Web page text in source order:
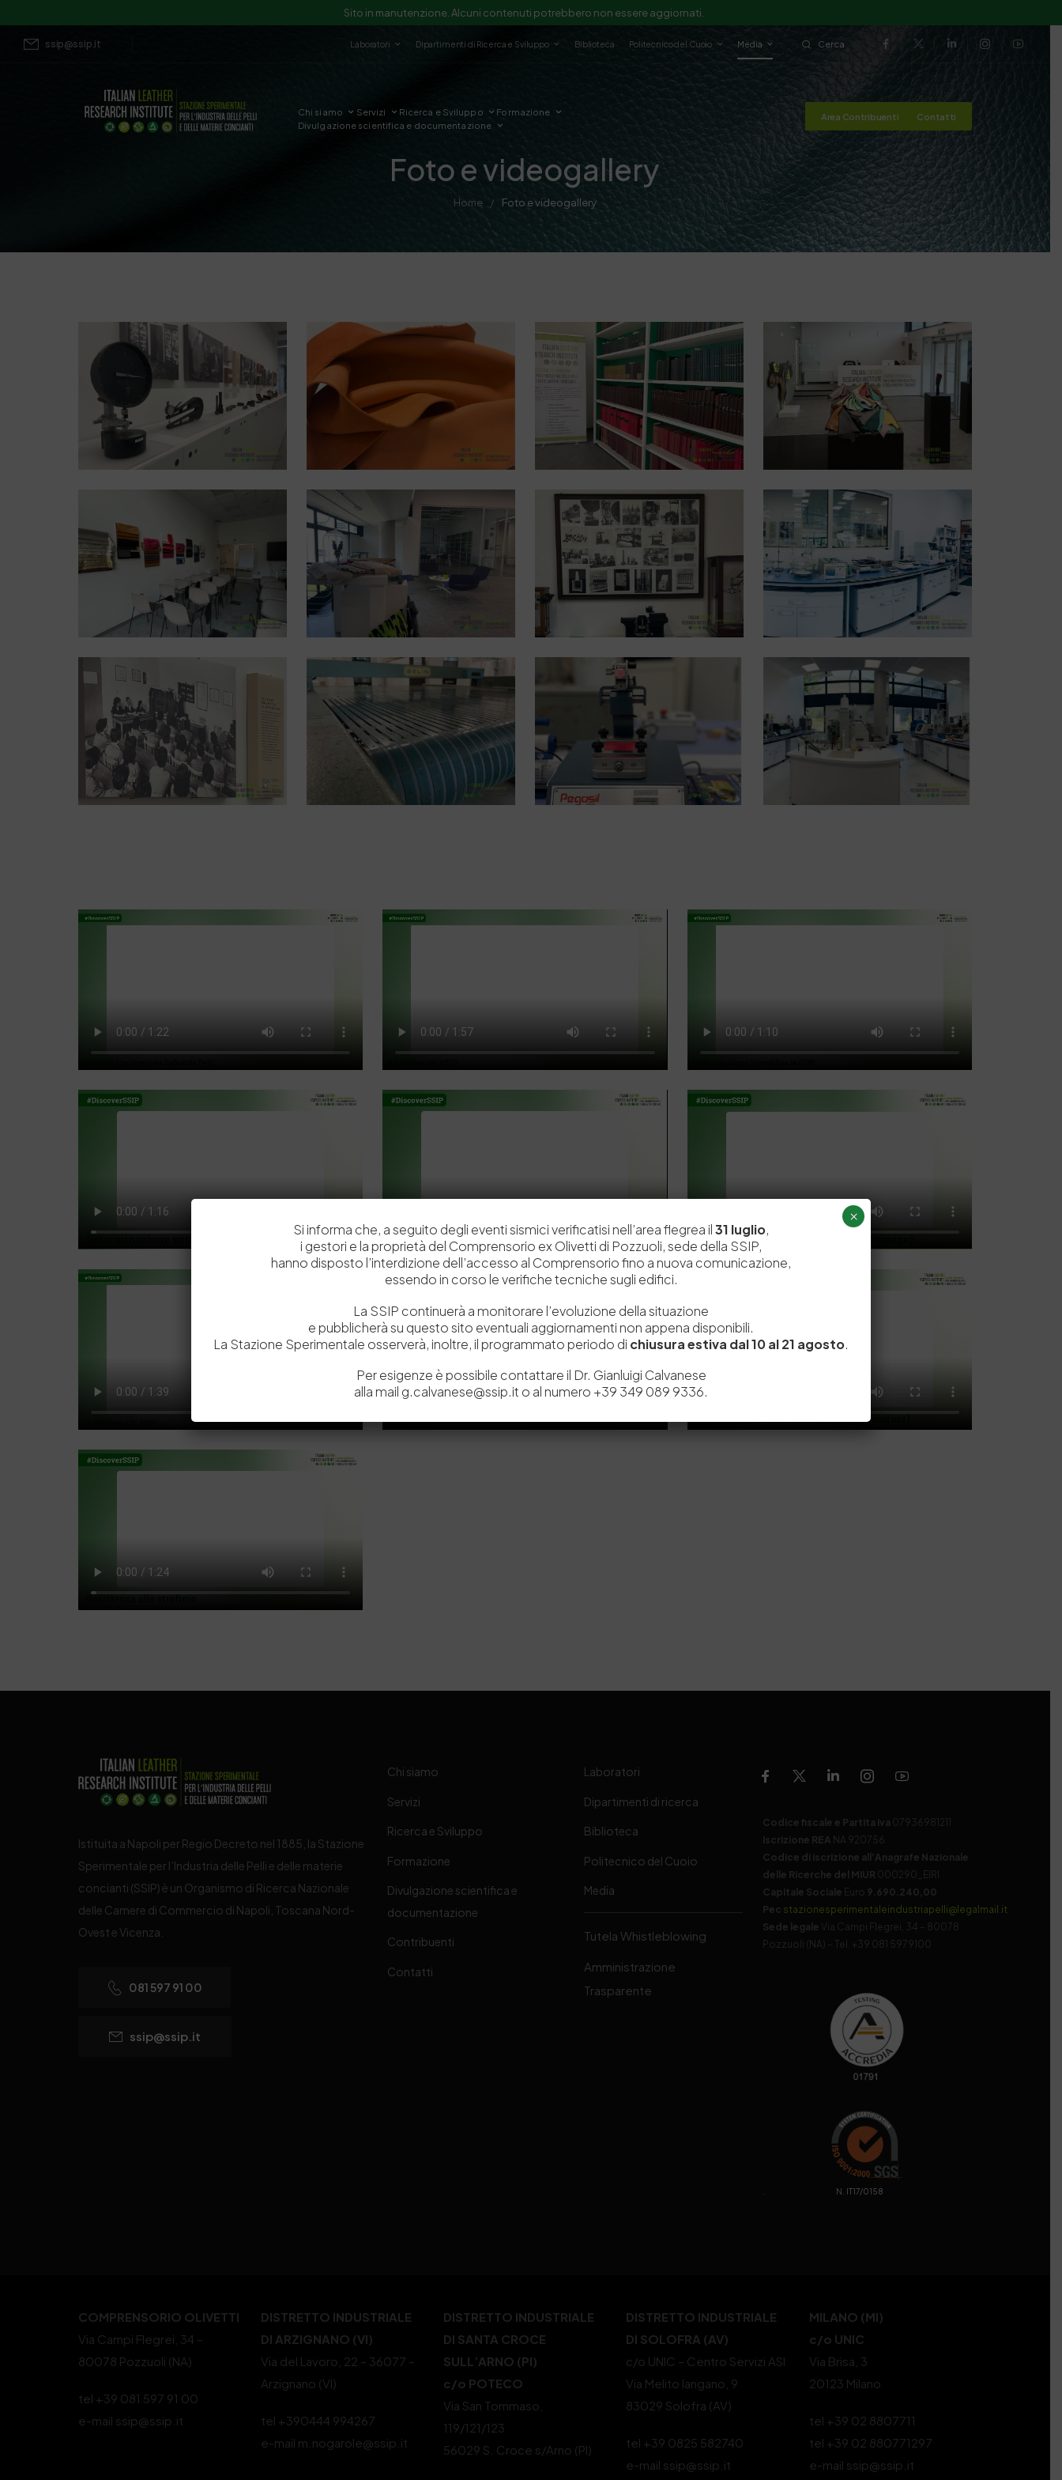
Sito in manutenzione. Alcuni contenuti potrebbero non essere aggiornati.
ssip@ssip.it Laboratori Dipartimenti di Ricerca e Sviluppo Biblioteca Politecnico del Cuoio Media Cerca
Chi siamo Servizi Ricerca e Sviluppo
Formazione
Divulgazione scientifica e documentazione
Area Contribuenti Contatti
Foto e videogallery
Home / Foto e videogallery
Istituita a Napoli per Regio Decreto nel 1885, la Stazione
Sperimentale per l’Industria delle Pelli e delle materie
concianti (SSIP) è un Organismo di Ricerca Nazionale
delle Camere di Commercio di Napoli, Toscana Nord-
Ovest e Vicenza.
081 597 91 00
ssip@ssip.it
Chi siamo
Servizi
Ricerca e Sviluppo
Formazione
Divulgazione scientifica e
documentazione
Contribuenti
Contatti
Laboratori
Dipartimenti di ricerca
Biblioteca
Politecnico del Cuoio
Media
Tutela Whistleblowing
Amministrazione
Trasparente
Codice fiscale e Partita Iva 07936981211
Iscrizione REA NA 920756
Codice di iscrizione all’Anagrafe Nazionale
delle Ricerche del MIUR 000290_EIRI
Capitale Sociale Euro 9.690.240,00
Pec stazionesperimentaleindustriapelli@legalmail.it
Sede legale
Via Campi Flegrei, 34 – 80078
Pozzuoli (NA) – Tel. +39 081 5979100
. N. IT17/0158
COMPRENSORIO OLIVETTI
Via Campi Flegrei, 34 –
80078 Pozzuoli (NA)
tel +39 081 597 91 00
e-mail ssip@ssip.it
DISTRETTO INDUSTRIALE
DI ARZIGNANO (VI)
Via del Lavoro, 22 – 36077 –
Arzignano (VI)
tel +390444 994267
e-mail m.nogarole@ssip.it
DISTRETTO INDUSTRIALE
DI SANTA CROCE
SULL’ARNO (PI)
c/o POTECO
Via San Tommaso,
119/121/123
56029 S. Croce s/Arno (PI)
DISTRETTO INDUSTRIALE
DI SOLOFRA (AV)
c/o UNIC – Centro Servizi ASI
Via Melito Iangano, 9
83029 Solofra (AV)
tel +39 0825 582740
e-mail ssip@ssip.it
MILANO (MI)
c/o UNIC
Via Brisa, 3
20123 Milano
tel +39 02 8807711
tel +39 02 880771297
e-mail ssip@ssip.it
Si informa che, a seguito degli eventi sismici verificatisi nell’area flegrea il31 luglio,
i gestori e la proprietà del Comprensorio ex Olivetti di Pozzuoli, sede della SSIP,
hanno disposto l’interdizione dell’accesso al Comprensorio fino a nuova comunicazione,
essendo in corso le verifiche tecniche sugli edifici.
La SSIP continuerà a monitorare l’evoluzione della situazione
e pubblicherà su questo sito eventuali aggiornamenti non appena disponibili.
La Stazione Sperimentale osserverà, inoltre, il programmato periodo di chiusura estiva dal 10 al 21 agosto.
Per esigenze è possibile contattare il Dr. Gianluigi Calvanese
alla mail g.calvanese@ssip.it o al numero +39 349 089 9336.
×